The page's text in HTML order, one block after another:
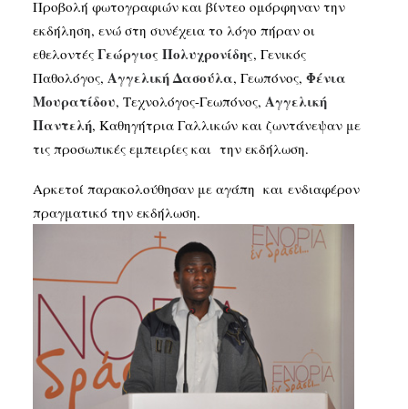
Προβολή φωτογραφιών και βίντεο ομόρφηναν την
εκδήληση, ενώ στη συνέχεια το λόγο πήραν οι
εθελοντές Γεώργιος Πολυχρονίδης, Γενικός
Παθολόγος, Αγγελική Δασούλα, Γεωπόνος, Φένια
Μουρατίδου, Τεχνολόγος-Γεωπόνος, Αγγελική
Παντελή, Καθηγήτρια Γαλλικών και ζωντάνεψαν με
τις προσωπικές εμπειρίες και την εκδήλωση.
Αρκετοί παρακολούθησαν με αγάπη και ενδιαφέρον
πραγματικό την εκδήλωση.